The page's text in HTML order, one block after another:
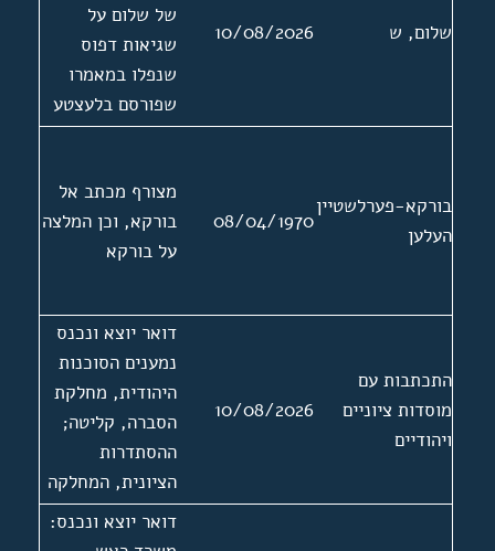
שלום, ש 10/08/2026
של שלום על
שגיאות דפוס
שנפלו במאמרו
שפורסם בלעצטע
נייעס
בורקא-פערלשטיין
העלען
08/04/1970
מצורף מכתב אל
בורקא, וכן המלצה
על בורקא
התכתבות עם
מוסדות ציוניים
ויהודיים
10/08/2026
דואר יוצא ונכנס
נמענים הסוכנות
היהודית, מחלקת
הסברה, קליטה;
ההסתדרות
הציונית, המחלקה
המדינת של הוועד
הפועל; הנוגרס
דואר יוצא ונכנס: